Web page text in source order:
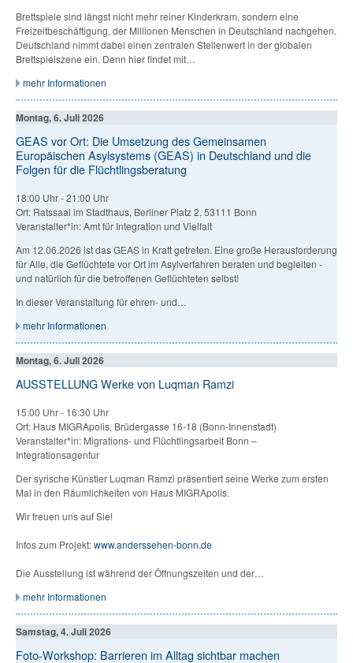
Brettspiele sind längst nicht mehr reiner Kinderkram, sondern eine
Freizeitbeschäftigung, der Millionen Menschen in Deutschland nachgehen.
Deutschland nimmt dabei einen zentralen Stellenwert in der globalen
Brettspielszene ein. Denn hier findet mit…
mehr Informationen
Montag, 6. Juli 2026
GEAS vor Ort: Die Umsetzung des Gemeinsamen
Europäischen Asylsystems (GEAS) in Deutschland und die
Folgen für die Flüchtlingsberatung
18:00 Uhr-21:00 Uhr
Ort: Ratssaal im Stadthaus, Berliner Platz 2, 53111 Bonn
Veranstalter*in: Amt für Integration und Vielfalt
Am 12.06.2026 ist das GEAS in Kraft getreten. Eine große Herausforderung
für Alle, die Geflüchtete vor Ort im Asylverfahren beraten und begleiten -
und natürlich für die betroffenen Geflüchteten selbst!
In dieser Veranstaltung für ehren- und…
mehr Informationen
Montag, 6. Juli 2026
AUSSTELLUNG Werke von Luqman Ramzi
15:00 Uhr- 16:30 Uhr
Ort: Haus MIGRApolis, Brüdergasse 16-18 (Bonn-Innenstadt)
Veranstalter*in: Migrations- und Flüchtlingsarbeit Bonn –
Integrationsagentur
Der syrische Künstler Luqman Ramzi präsentiert seine Werke zum ersten
Mal in den Räumlichkeiten von Haus MIGRApolis.
Wir freuen uns auf Sie!
Infos zum Projekt:www.anderssehen-bonn.de
Die Ausstellung ist während der Öffnungszeiten und der…
mehr Informationen
Samstag, 4. Juli 2026
Foto-Workshop: Barrieren im Alltag sichtbar machen